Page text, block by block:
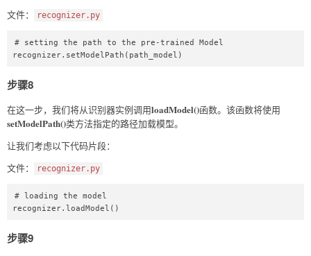
文件：
recognizer.py
# setting the path to the pre-trained Model
recognizer.setModelPath(path_model)
步骤8
在这一步，我们将从识别器实例调用loadModel()函数。该函数将使用
setModelPath()类方法指定的路径加载模型。
让我们考虑以下代码片段：
文件：
recognizer.py
# loading the model
recognizer.loadModel()
步骤9